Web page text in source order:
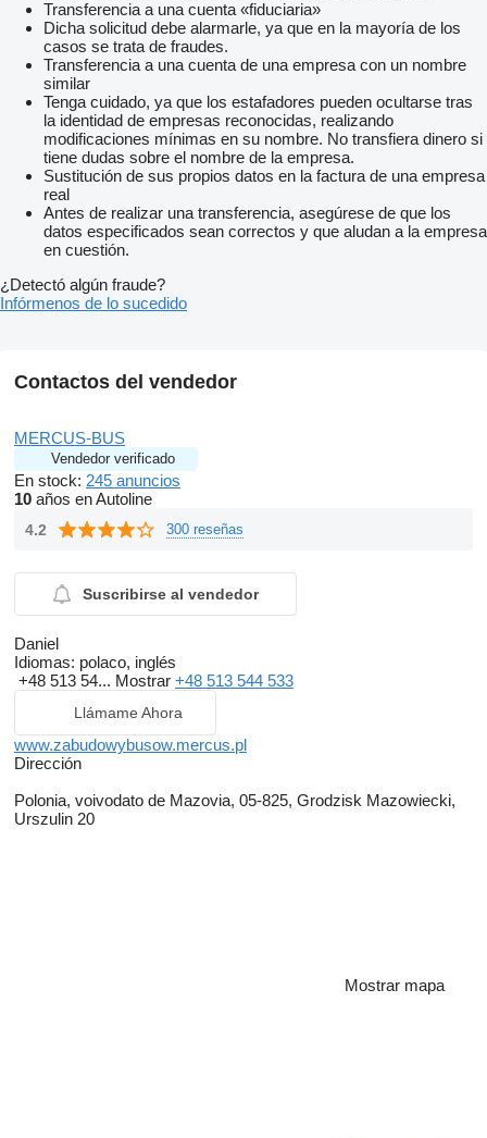
Transferencia a una cuenta «fiduciaria»
Dicha solicitud debe alarmarle, ya que en la mayoría de los
casos se trata de fraudes.
Transferencia a una cuenta de una empresa con un nombre
similar
Tenga cuidado, ya que los estafadores pueden ocultarse tras
la identidad de empresas reconocidas, realizando
modificaciones mínimas en su nombre. No transfiera dinero si
tiene dudas sobre el nombre de la empresa.
Sustitución de sus propios datos en la factura de una empresa
real
Antes de realizar una transferencia, asegúrese de que los
datos especificados sean correctos y que aludan a la empresa
en cuestión.
¿Detectó algún fraude?
Infórmenos de lo sucedido
Contactos del vendedor
MERCUS-BUS
Vendedor verificado
En stock: 245 anuncios
10 años en Autoline
4.2 300 reseñas
Suscribirse al vendedor
Daniel
Idiomas: polaco, inglés
+48 513 54... Mostrar +48 513 544 533
Llámame Ahora
www.zabudowybusow.mercus.pl
Dirección
Polonia, voivodato de Mazovia, 05-825, Grodzisk Mazowiecki,
Urszulin 20
Mostrar mapa